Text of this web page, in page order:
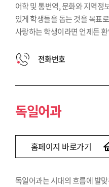
어학 및 통번역, 문화와 지역정
있게 학생들을 돕는 것을 목표
사랑하는 학생이라면 언제든
전화번호
독일어과
홈페이지 바로가기
독일어과는 시대의 흐름에 발